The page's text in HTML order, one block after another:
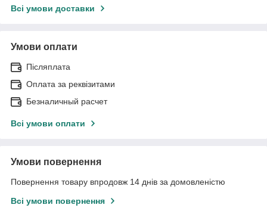
Всі умови доставки
Умови оплати
Післяплата
Оплата за реквізитами
Безналичный расчет
Всі умови оплати
Умови повернення
Повернення товару впродовж 14 днів за домовленістю
Всі умови повернення